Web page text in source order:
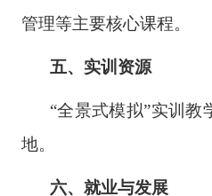
管理等主要核心课程。
五、实训资源
“全景式模拟”实训
地。
六、就业与发展